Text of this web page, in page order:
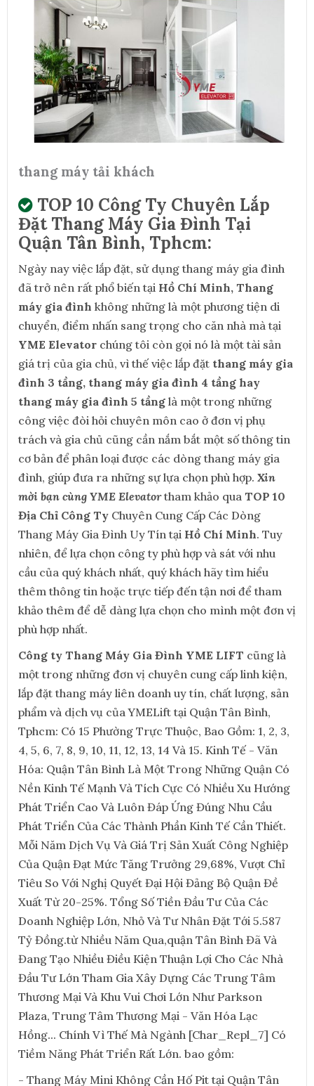
thang máy tải khách
TOP 10 Công Ty Chuyên Lắp
Đặt Thang Máy Gia Đình Tại
Quận Tân Bình, Tphcm:
Ngày nay việc lắp đặt, sử dụng thang máy gia đình
đã trở nên rất phổ biến tại Hồ Chí Minh, Thang
máy gia đình không những là một phương tiện di
chuyển, điểm nhấn sang trọng cho căn nhà mà tại
YME Elevator chúng tôi còn gọi nó là một tài sản
giá trị của gia chủ, vì thế việc lắp đặt thang máy gia
đình 3 tầng, thang máy gia đình 4 tầng hay
thang máy gia đình 5 tầng là một trong những
công việc đòi hỏi chuyên môn cao ở đơn vị phụ
trách và gia chủ cũng cần nắm bắt một số thông tin
cơ bản để phân loại được các dòng thang máy gia
đình, giúp đưa ra những sự lựa chọn phù hợp. Xin
mời bạn cùng YME Elevatortham khảo qua TOP 10
Địa Chỉ Công Ty Chuyên Cung Cấp Các Dòng
Thang Máy Gia Đình Uy Tín tại Hồ Chí Minh. Tuy
nhiên, để lựa chọn công ty phù hợp và sát với nhu
cầu của quý khách nhất, quý khách hãy tìm hiểu
thêm thông tin hoặc trực tiếp đến tận nơi để tham
khảo thêm để dễ dàng lựa chọn cho mình một đơn vị
phù hợp nhất.
Công ty Thang Máy Gia Đình YME LIFT cũng là
một trong những đơn vị chuyên cung cấp linh kiện,
lắp đặt thang máy liên doanh uy tín, chất lượng, sản
phẩm và dịch vụ của YMELift tại Quận Tân Bình,
Tphcm: Có 15 Phường Trực Thuộc, Bao Gồm: 1, 2, 3,
4, 5, 6, 7, 8, 9, 10, 11, 12, 13, 14 Và 15. Kinh Tế - Văn
Hóa: Quận Tân Bình Là Một Trong Những Quận Có
Nền Kinh Tế Mạnh Và Tích Cực Có Nhiều Xu Hướng
Phát Triển Cao Và Luôn Đáp Ứng Đúng Nhu Cầu
Phát Triển Của Các Thành Phần Kinh Tế Cần Thiết.
Mỗi Năm Dịch Vụ Và Giá Trị Sản Xuất Công Nghiệp
Của Quận Đạt Mức Tăng Trưởng 29,68%, Vượt Chỉ
Tiêu So Với Nghị Quyết Đại Hội Đảng Bộ Quận Đề
Xuất Từ 20-25%. Tổng Số Tiền Đầu Tư Của Các
Doanh Nghiệp Lớn, Nhỏ Và Tư Nhân Đặt Tới 5.587
Tỷ Đồng.từ Nhiều Năm Qua,quận Tân Bình Đã Và
Đang Tạo Nhiều Điều Kiện Thuận Lợi Cho Các Nhà
Đầu Tư Lớn Tham Gia Xây Dựng Các Trung Tâm
Thương Mại Và Khu Vui Chơi Lớn Như Parkson
Plaza, Trung Tâm Thương Mại - Văn Hóa Lạc
Hồng... Chính Vì Thế Mà Ngành [Char_Repl_7] Có
Tiềm Năng Phát Triển Rất Lớn. bao gồm:
- Thang Máy Mini Không Cần Hố Pit tại Quận Tân